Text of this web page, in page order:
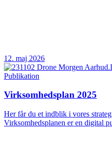
12. maj 2026
Publikation
Virksomhedsplan 2025
Her får du et indblik i vores
Virksomhedsplanen er en digital